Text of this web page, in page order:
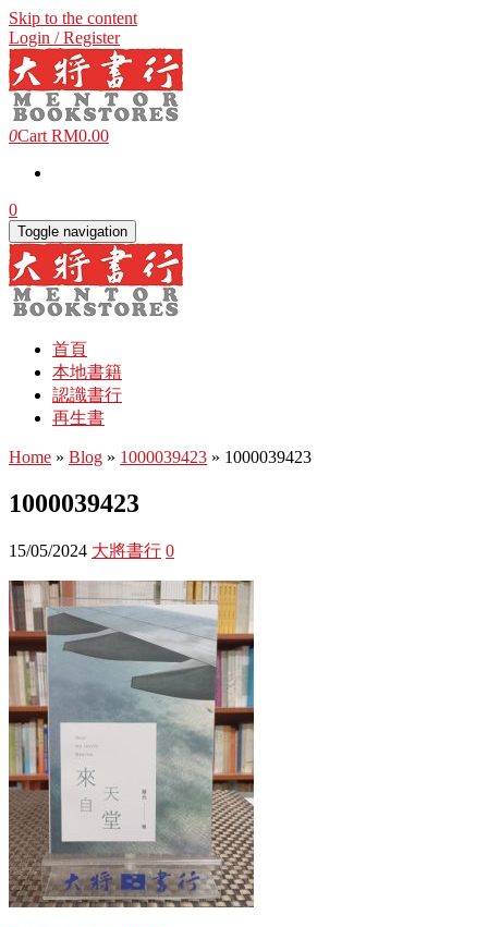
Skip to the content
Login / Register
0Cart RM0.00
0
Toggle navigation
首頁
本地書籍
認識書行
再生書
Home » Blog » 1000039423 » 1000039423
1000039423
15/05/2024 大將書行 0